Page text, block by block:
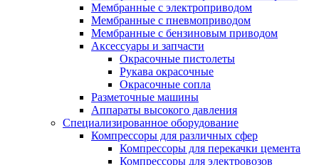
Мембранные с электроприводом
Мембранные с пневмоприводом
Мембранные с бензиновым приводом
Аксессуары и запчасти
Окрасочные пистолеты
Рукава окрасочные
Окрасочные сопла
Разметочные машины
Аппараты высокого давления
Специализированное оборудование
Компрессоры для различных сфер
Компрессоры для перекачки цемента
Компрессоры для электровозов